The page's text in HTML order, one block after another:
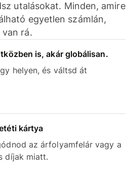
utalásokat. Minden, amire
egyetlen számlán,
van rá.
is, akár globálisan.
helyen, és váltsd át
kártya
az árfolyamfelár vagy a
díjak miatt.